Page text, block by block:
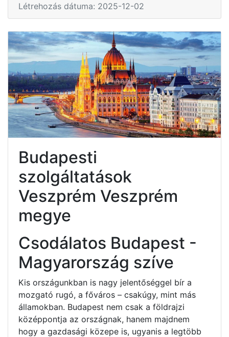
Létrehozás dátuma: 2025-12-02
Budapesti
szolgáltatások
Veszprém Veszprém
megye
Csodálatos Budapest -
Magyarország szíve
Kis országunkban is nagy jelentőséggel bír a
mozgató rugó, a főváros – csakúgy, mint más
államokban. Budapest nem csak a földrajzi
középpontja az országnak, hanem majdnem
hogy a gazdasági közepe is, ugyanis a legtöbb